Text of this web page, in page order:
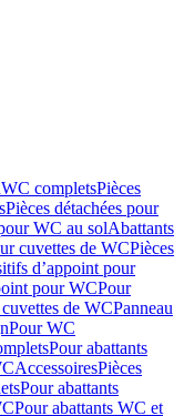
WC completsPièces
Pièces détachées pour
WC au solAbattants
cuvettes de WCPièces
d’appoint pour
pour WCPour
de WCPanneau
Pour WC
Pour abattants
AccessoiresPièces
Pour abattants
Pour abattants WC et